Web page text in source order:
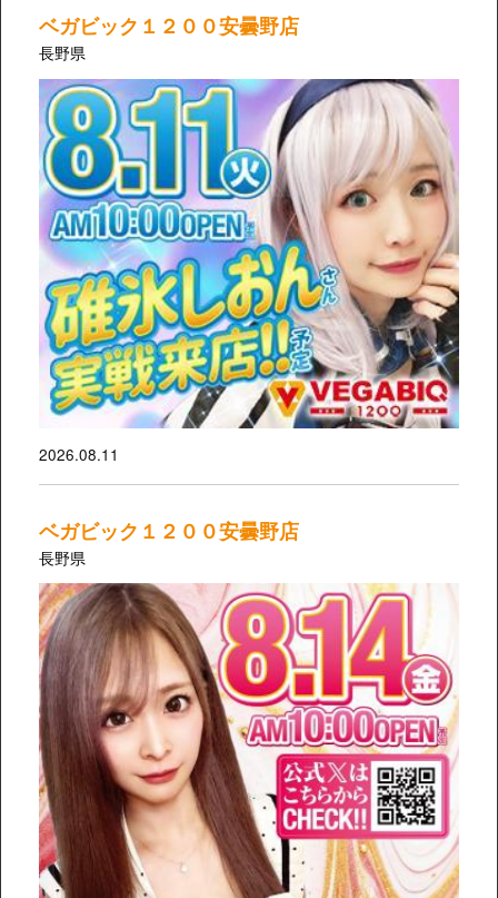
ベガビック１２００安曇野店
長野県
2026.08.11
ベガビック１２００安曇野店
長野県